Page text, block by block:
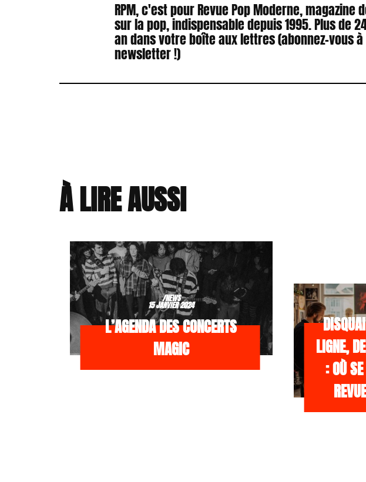
RPM, c'est pour Revue Pop Moderne, magazine
sur la pop, indispensable depuis 1995. Plus de
an dans votre boîte aux lettres (abonnez-vous
newsletter !)
À LIRE AUSSI
/NEWS
15 JANVIER 2024
L’AGENDA DES CONCERTS
MAGIC
LIGNE,
: OÙ